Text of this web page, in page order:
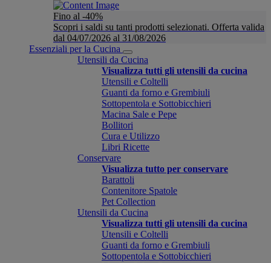
Fino al -40%
Scopri i saldi su tanti prodotti selezionati. Offerta valida
dal 04/07/2026 al 31/08/2026
Essenziali per la Cucina
Utensili da Cucina
Visualizza tutti gli utensili da cucina
Utensili e Coltelli
Guanti da forno e Grembiuli
Sottopentola e Sottobicchieri
Macina Sale e Pepe
Bollitori
Cura e Utilizzo
Libri Ricette
Conservare
Visualizza tutto per conservare
Barattoli
Contenitore Spatole
Pet Collection
Utensili da Cucina
Visualizza tutti gli utensili da cucina
Utensili e Coltelli
Guanti da forno e Grembiuli
Sottopentola e Sottobicchieri